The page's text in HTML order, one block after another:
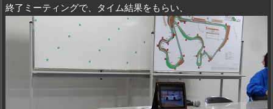
終了ミーティングで、タイム結果をもらい、